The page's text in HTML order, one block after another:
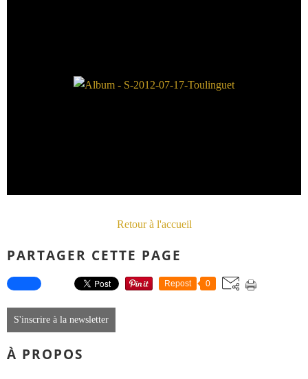
Retour à l'accueil
PARTAGER CETTE PAGE
Repost 0
S'inscrire à la newsletter
À PROPOS